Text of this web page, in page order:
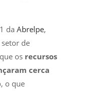
da Abrelpe,
de
os recursos
cerca
o que